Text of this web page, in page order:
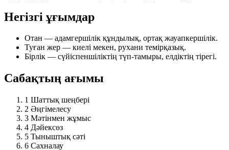
Негізгі ұғымдар
Отан — адамгершілік құндылық, ортақ жауапкершілік.
Туған жер — киелі мекен, рухани темірқазық.
Бірлік — сүйіспеншіліктің түп-тамыры, елдіктің тірегі.
Сабақтың ағымы
1 Шаттық шеңбері
2 Әңгімелесу
3 Мәтінмен жұмыс
4 Дәйексөз
5 Тыныштық сәті
6 Сахналау